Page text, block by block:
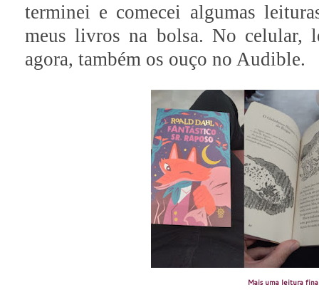
terminei e comecei algumas
meus livros na bolsa. No celular,
agora, também os ouço no Audible.
Mais uma leitura